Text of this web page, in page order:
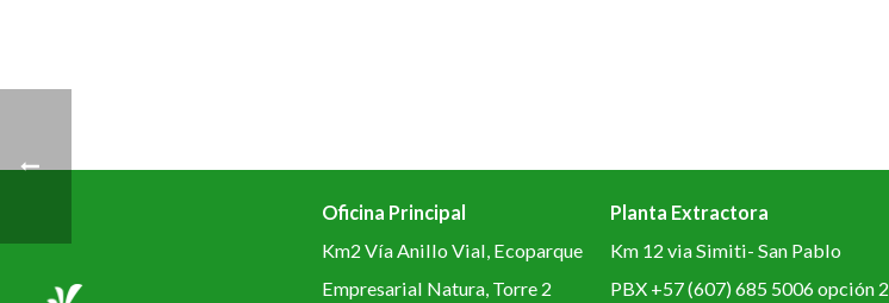
Oficina Principal
Km2 Vía Anillo Vial, Ecoparque
Empresarial Natura, Torre 2
Planta Extractora
Km 12 via Simiti- San Pablo
PBX +57 (607) 685 5006 opción 2